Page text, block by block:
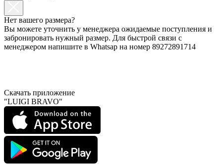
Нет вашего размера?
Вы можете уточнить у менеджера ожидаемые поступления и
забронировать нужный размер. Для быстрой связи с
менеджером напишите в Whatsap на номер 89272891714
Скачать приложение
"LUIGI BRAVO"